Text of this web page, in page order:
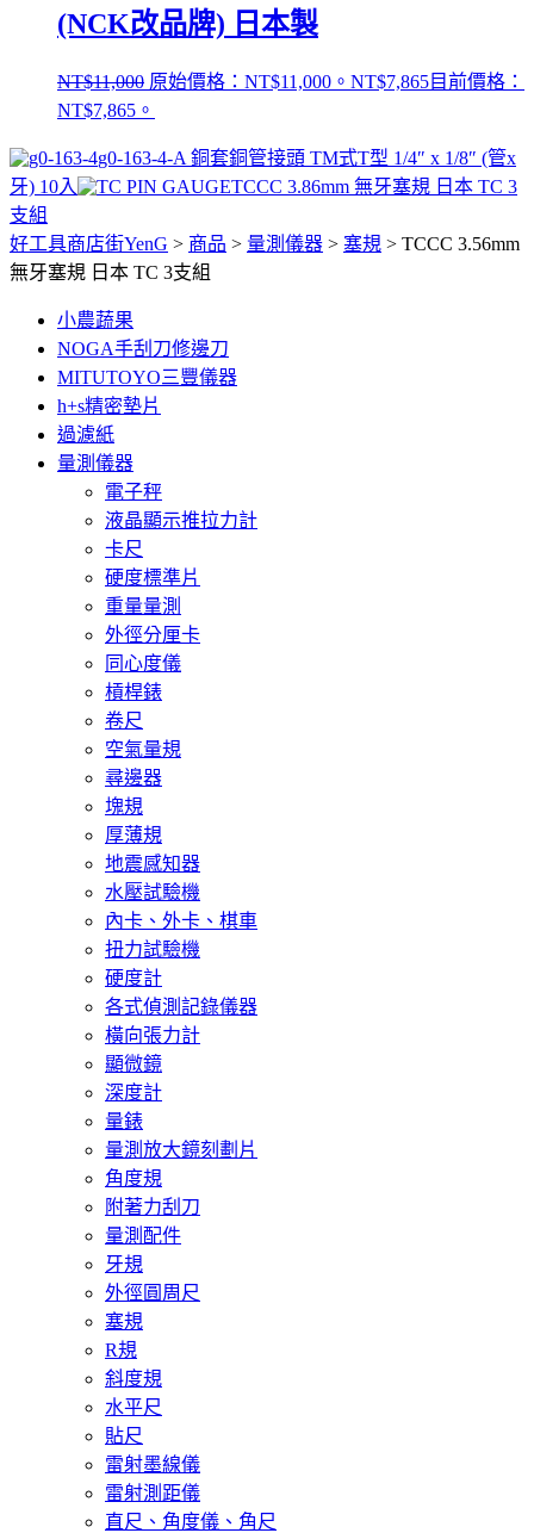
(NCK改品牌) 日本製
NT$11,000 原始價格：NT$11,000。 NT$7,865目前價格：
NT$7,865。
g0-163-4-A 銅套銅管接頭 TM式T型 1/4″ x 1/8″ (管x
牙) 10入
TCCC 3.86mm 無牙塞規 日本 TC 3
支組
好工具商店街YenG > 商品 > 量測儀器 > 塞規 > TCCC 3.56mm
無牙塞規 日本 TC 3支組
小農蔬果
NOGA手刮刀修邊刀
MITUTOYO三豐儀器
h+s精密墊片
過濾紙
量測儀器
電子秤
液晶顯示推拉力計
卡尺
硬度標準片
重量量測
外徑分厘卡
同心度儀
槓桿錶
卷尺
空氣量規
尋邊器
塊規
厚薄規
地震感知器
水壓試驗機
內卡、外卡、棋車
扭力試驗機
硬度計
各式偵測記錄儀器
橫向張力計
顯微鏡
深度計
量錶
量測放大鏡刻劃片
角度規
附著力刮刀
量測配件
牙規
外徑圓周尺
塞規
R規
斜度規
水平尺
貼尺
雷射墨線儀
雷射測距儀
直尺、角度儀、角尺